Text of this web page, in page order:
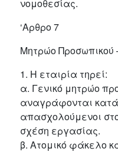
νομοθεσίας.
‘Αρθρο 7
Μητρώο
1. Η εταιρία τηρεί:
α. Γενικό μητρώο
αναγράφονται κατά
απασχολούμενοι
σχέση εργασίας.
β. Ατομικό φάκελο